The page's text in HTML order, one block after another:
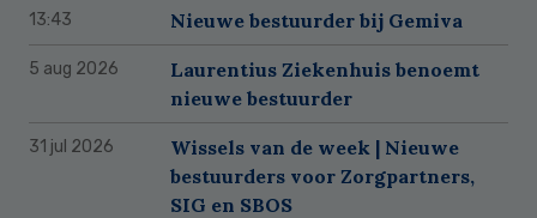
13:43 Nieuwe bestuurder bij Gemiva
5 aug 2026
Laurentius Ziekenhuis benoemt
nieuwe bestuurder
31 jul 2026
Wissels van de week | Nieuwe
bestuurders voor Zorgpartners,
SIG en SBOS